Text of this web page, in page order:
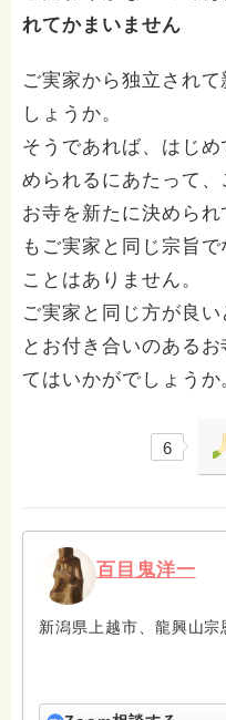
れてかまいません
ご実家から独立され
しょうか。
そうであれば、はじ
められるにあたって
お寺を新たに決めら
もご実家と同じ宗旨
ことはありません。
ご実家と同じ方が良
とお付き合いのある
てはいかがでしょうか
6
百目鬼洋一
新潟県上越市、龍興山宗